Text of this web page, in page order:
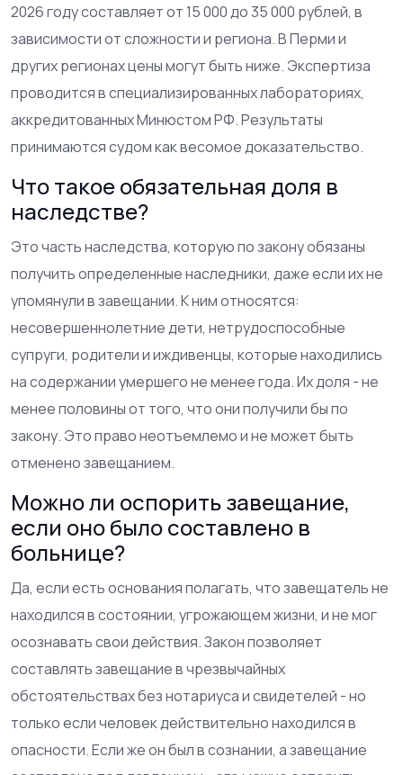
2026 году составляет от 15 000 до 35 000 рублей, в
зависимости от сложности и региона. В Перми и
других регионах цены могут быть ниже. Экспертиза
проводится в специализированных лабораториях,
аккредитованных Минюстом РФ. Результаты
принимаются судом как весомое доказательство.
Что такое обязательная доля в
наследстве?
Это часть наследства, которую по закону обязаны
получить определенные наследники, даже если их не
упомянули в завещании. К ним относятся:
несовершеннолетние дети, нетрудоспособные
супруги, родители и иждивенцы, которые находились
на содержании умершего не менее года. Их доля - не
менее половины от того, что они получили бы по
закону. Это право неотъемлемо и не может быть
отменено завещанием.
Можно ли оспорить завещание,
если оно было составлено в
больнице?
Да, если есть основания полагать, что завещатель не
находился в состоянии, угрожающем жизни, и не мог
осознавать свои действия. Закон позволяет
составлять завещание в чрезвычайных
обстоятельствах без нотариуса и свидетелей - но
только если человек действительно находился в
опасности. Если же он был в сознании, а завещание